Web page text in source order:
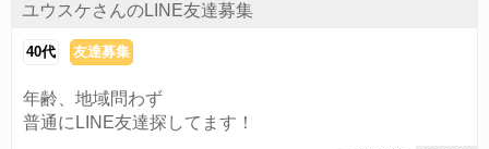
ユウスケさんのLINE友達募集
40代 友達募集
年齢、地域問わず
普通にLINE友達探してます！